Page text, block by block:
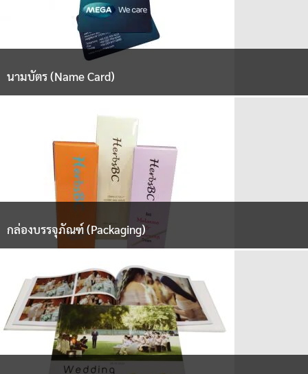
นามบัตร (Name Card)
กล่องบรรจุภัณฑ์ (Packaging)